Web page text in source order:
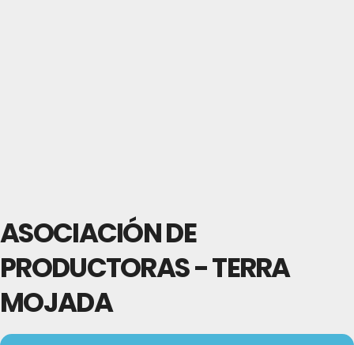
ASOCIACIÓN DE
PRODUCTORAS - TERRA
MOJADA